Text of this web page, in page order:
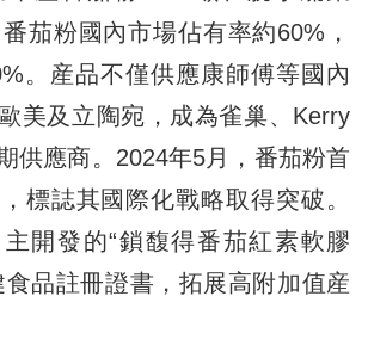
茄粉國內市場佔有率約60%，
。産品不僅供應康師傅等國內
美及立陶宛，成為雀巢、Kerry
供應商。2024年5月，番茄粉首
標誌其國際化戰略取得突破。
開發的“鎖馥得番茄紅素軟膠
食品註冊證書，拓展高附加值産